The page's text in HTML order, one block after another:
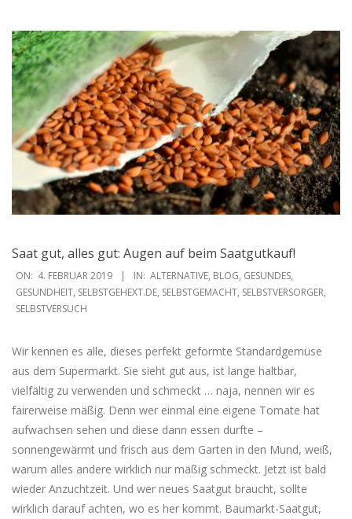
Saat gut, alles gut: Augen auf beim Saatgutkauf!
2019-
02-
04
ON: 4. FEBRUAR 2019 IN: ALTERNATIVE, BLOG, GESUNDES,
GESUNDHEIT, SELBSTGEHEXT.DE, SELBSTGEMACHT, SELBSTVERSORGER,
SELBSTVERSUCH
Wir kennen es alle, dieses perfekt geformte Standardgemüse
aus dem Supermarkt. Sie sieht gut aus, ist lange haltbar,
vielfältig zu verwenden und schmeckt … naja, nennen wir es
fairerweise mäßig. Denn wer einmal eine eigene Tomate hat
aufwachsen sehen und diese dann essen durfte –
sonnengewärmt und frisch aus dem Garten in den Mund, weiß,
warum alles andere wirklich nur mäßig schmeckt. Jetzt ist bald
wieder Anzuchtzeit. Und wer neues Saatgut braucht, sollte
wirklich darauf achten, wo es her kommt. Baumarkt-Saatgut,